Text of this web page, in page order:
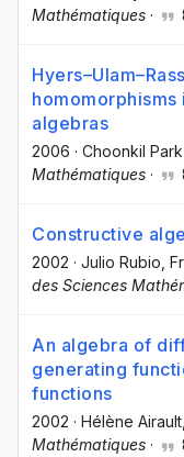
Mathématiques ·
homomorphisms
algebras
2006 · Choonkil Park
Mathématiques ·
Constructive
2002 · Julio Rubio ,
des Sciences
An algebra of
generating
functions
2002 · Hélène Airault
Mathématiques ·